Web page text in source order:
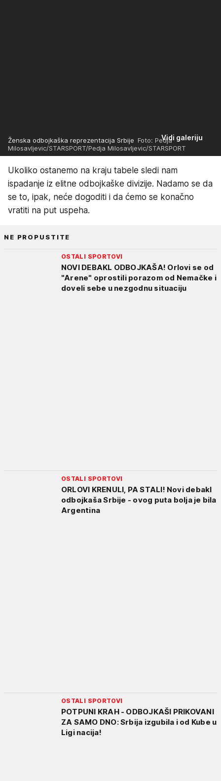
Vidi galeriju
Ženska odbojkaška reprezentacija Srbije Foto: Pedja
Milosavljevic/STARSPORT/Pedja Milosavljevic/STARSPORT
Ukoliko ostanemo na kraju tabele sledi nam
ispadanje iz elitne odbojkaške divizije. Nadamo se da
se to, ipak, neće dogoditi i da ćemo se konačno
vratiti na put uspeha.
NE PROPUSTITE
OSTALI SPORTOVI
NOVI DEBAKL ODBOJKAŠA! Orlovi se od
"Arene" oprostili porazom od Nemačke i
doveli sebe u nezgodnu situaciju
OSTALI SPORTOVI
ORLOVI KRENULI, PA STALI! Novi debakl
odbojkaša Srbije - ovog puta bolja je bila
Argentina
OSTALI SPORTOVI
POTPUNI KRAH - ODBOJKAŠI PRIKOVANI
ZA SAMO DNO: Srbija izgubila i od Kube u
Ligi nacija!